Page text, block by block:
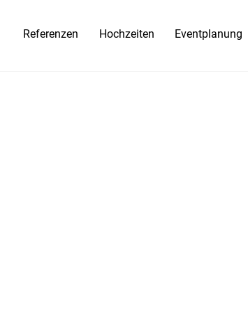
Referenzen Hochzeiten Eventplanung